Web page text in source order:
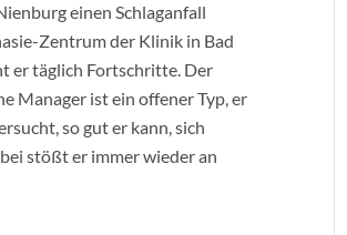
einen Schlaganfall
Zentrum der Klinik in Bad
er täglich Fortschritte. Der
Manager ist ein offener Typ, er
so gut er kann, sich
stößt er immer wieder an